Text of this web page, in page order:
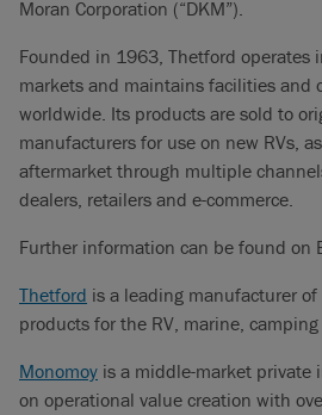
Moran Corporation (“DKM”).
Founded in 1963, Thetford operates
markets and maintains facilities and
worldwide. Its products are sold to
manufacturers for use on new RVs,
aftermarket through multiple
dealers, retailers and e-commerce.
Further information can be found on
Thetford is a leading manufacturer
products for the RV, marine,
Monomoy is a middle-market private
on operational value creation with